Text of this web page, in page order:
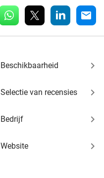
whatsapp linkedin mail
Beschikbaarheid keyboard_arrow_right
Selectie van recensies keyboard_arrow_right
Bedrijf keyboard_arrow_right
Website keyboard_arrow_right